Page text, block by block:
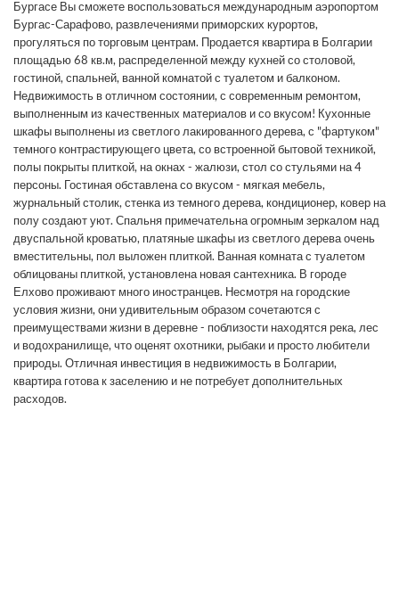
Бургасе Вы сможете воспользоваться международным аэропортом
Бургас-Сарафово, развлечениями приморских курортов,
прогуляться по торговым центрам. Продается квартира в Болгарии
площадью 68 кв.м, распределенной между кухней со столовой,
гостиной, спальней, ванной комнатой с туалетом и балконом.
Недвижимость в отличном состоянии, с современным ремонтом,
выполненным из качественных материалов и со вкусом! Кухонные
шкафы выполнены из светлого лакированного дерева, с "фартуком"
темного контрастирующего цвета, со встроенной бытовой техникой,
полы покрыты плиткой, на окнах - жалюзи, стол со стульями на 4
персоны. Гостиная обставлена со вкусом - мягкая мебель,
журнальный столик, стенка из темного дерева, кондиционер, ковер на
полу создают уют. Спальня примечательна огромным зеркалом над
двуспальной кроватью, платяные шкафы из светлого дерева очень
вместительны, пол выложен плиткой. Ванная комната с туалетом
облицованы плиткой, установлена новая сантехника. В городе
Елхово проживают много иностранцев. Несмотря на городские
условия жизни, они удивительным образом сочетаются с
преимуществами жизни в деревне - поблизости находятся река, лес
и водохранилище, что оценят охотники, рыбаки и просто любители
природы. Отличная инвестиция в недвижимость в Болгарии,
квартира готова к заселению и не потребует дополнительных
расходов.